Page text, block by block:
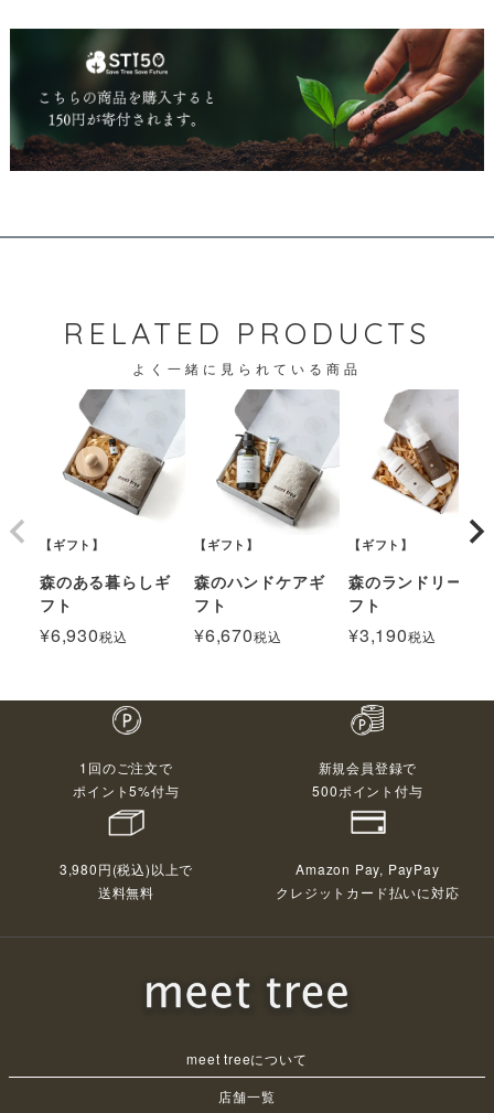
RELATED PRODUCTS
よく一緒に見られている商品
【ギフト】
森のある暮らしギ
フト
¥6,930税込
【ギフト】
森のハンドケアギ
フト
¥6,670税込
【ギフト】
森のランドリーギ
フト
¥3,190税込
1回のご注文で
ポイント5%付与
新規会員登録で
500ポイント付与
3,980円(税込)以上で
送料無料
Amazon Pay, PayPay
クレジットカード払いに対応
meet treeについて
店舗一覧